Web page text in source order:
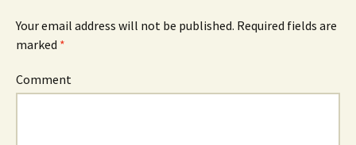
Your email address will not be published. Required fields are
marked *
Comment